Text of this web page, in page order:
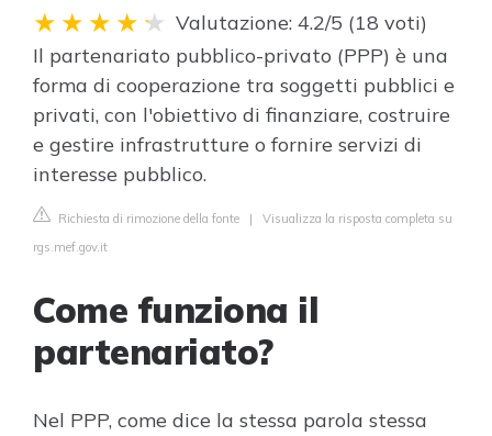
Valutazione: 4.2/5 (18 voti)
Il partenariato pubblico-privato (PPP) è una
forma di cooperazione tra soggetti pubblici e
privati, con l'obiettivo di finanziare, costruire
e gestire infrastrutture o fornire servizi di
interesse pubblico.
Richiesta di rimozione della fonte | Visualizza la risposta completa su
rgs.mef.gov.it
Come funziona il
partenariato?
Nel PPP, come dice la stessa parola stessa